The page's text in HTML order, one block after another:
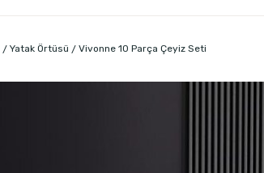
Yatak Örtüsü Vivonne 10 Parça Çeyiz Seti